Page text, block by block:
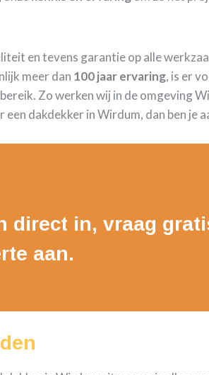
en tevens garantie op alle
meer dan 100 jaar ervaring, is er
Zo werken wij in de omgeving
een dakdekker in Wirdum, dan ben je
direct in, vraag
aan.